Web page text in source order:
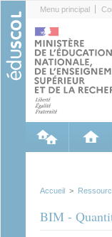
Menu principal
Accueil >
BIM -